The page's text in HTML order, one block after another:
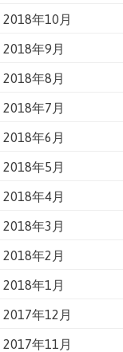
2018年10月
2018年9月
2018年8月
2018年7月
2018年6月
2018年5月
2018年4月
2018年3月
2018年2月
2018年1月
2017年12月
2017年11月